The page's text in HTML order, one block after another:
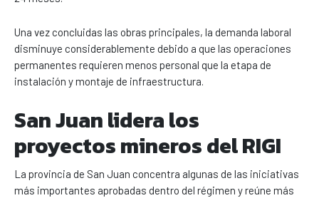
Una vez concluidas las obras principales, la demanda laboral
disminuye considerablemente debido a que las operaciones
permanentes requieren menos personal que la etapa de
instalación y montaje de infraestructura.
San Juan lidera los
proyectos mineros del RIGI
La provincia de San Juan concentra algunas de las iniciativas
más importantes aprobadas dentro del régimen y reúne más